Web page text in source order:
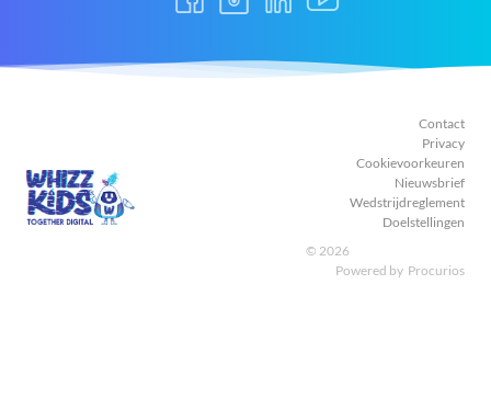
ons
ons
ons
ons
Contact
Privacy
Cookievoorkeuren
Nieuwsbrief
Wedstrijdreglement
Doelstellingen
© 2026
Powered by Procurios